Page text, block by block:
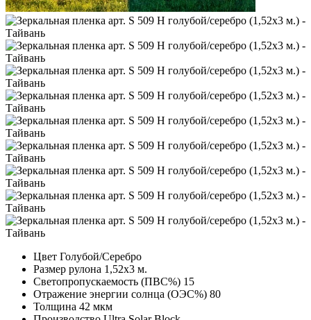
Цвет Голубой/Серебро
Размер рулона 1,52х3 м.
Светопропускаемость (ПВС%) 15
Отражение энергии солнца (ОЭС%) 80
Толщина 42 мкм